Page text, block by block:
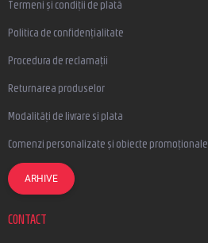
Termeni și condiții de plată
Politica de confidențialitate
Procedura de reclamații
Returnarea produselor
Modalități de livrare si plata
Comenzi personalizate și obiecte promoționale
ARHIVE
CONTACT